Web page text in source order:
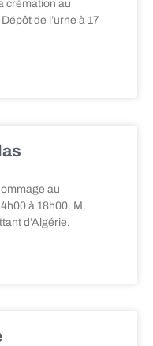
crémation au
de l’urne à 17
au
à 18h00. M.
d’Algérie.